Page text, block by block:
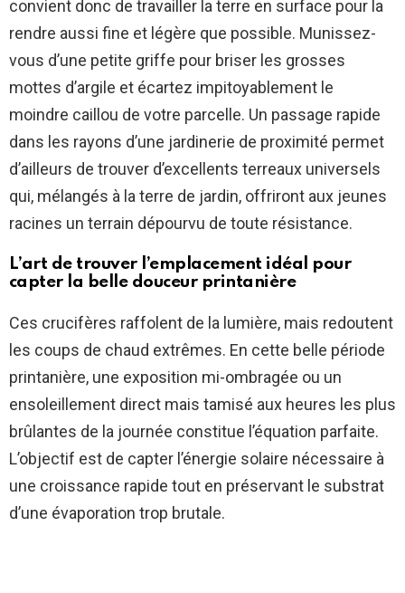
convient donc de travailler la terre en surface pour la
rendre aussi fine et légère que possible. Munissez-
vous d’une petite griffe pour briser les grosses
mottes d’argile et écartez impitoyablement le
moindre caillou de votre parcelle. Un passage rapide
dans les rayons d’une jardinerie de proximité permet
d’ailleurs de trouver d’excellents terreaux universels
qui, mélangés à la terre de jardin, offriront aux jeunes
racines un terrain dépourvu de toute résistance.
L’art de trouver l’emplacement idéal pour
capter la belle douceur printanière
Ces crucifères raffolent de la lumière, mais redoutent
les coups de chaud extrêmes. En cette belle période
printanière, une exposition mi-ombragée ou un
ensoleillement direct mais tamisé aux heures les plus
brûlantes de la journée constitue l’équation parfaite.
L’objectif est de capter l’énergie solaire nécessaire à
une croissance rapide tout en préservant le substrat
d’une évaporation trop brutale.